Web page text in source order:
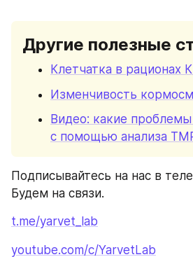
Другие полезные
Клетчатка в рационах
Изменчивость
Видео: какие
с помощью анализа
Подписывайтесь на нас в
Будем на связи.
t.me/yarvet_lab
youtube.com/c/YarvetLab